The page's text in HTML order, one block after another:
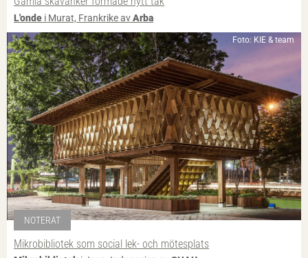
L'onde i Murat, Frankrike avArba
Foto: KIE & team
NOTERAT
Mikrobibliotek som social lek- och mötesplats